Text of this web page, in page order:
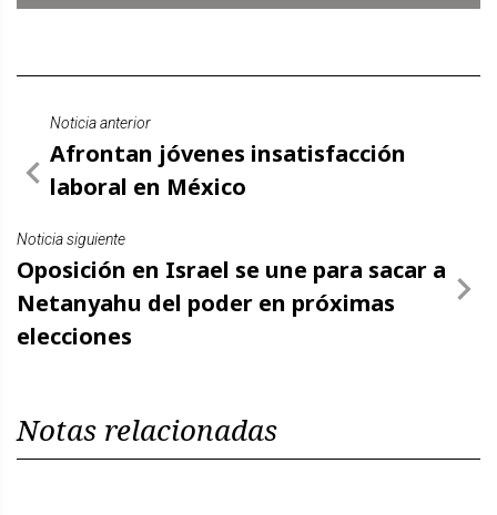
Noticia anterior
Afrontan jóvenes insatisfacción
laboral en México
Noticia siguiente
Oposición en Israel se une para sacar a
Netanyahu del poder en próximas
elecciones
Notas relacionadas